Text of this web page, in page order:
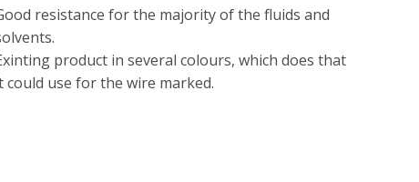
resistance for the majority of the fluids and
product in several colours, which does that
could use for the wire marked.